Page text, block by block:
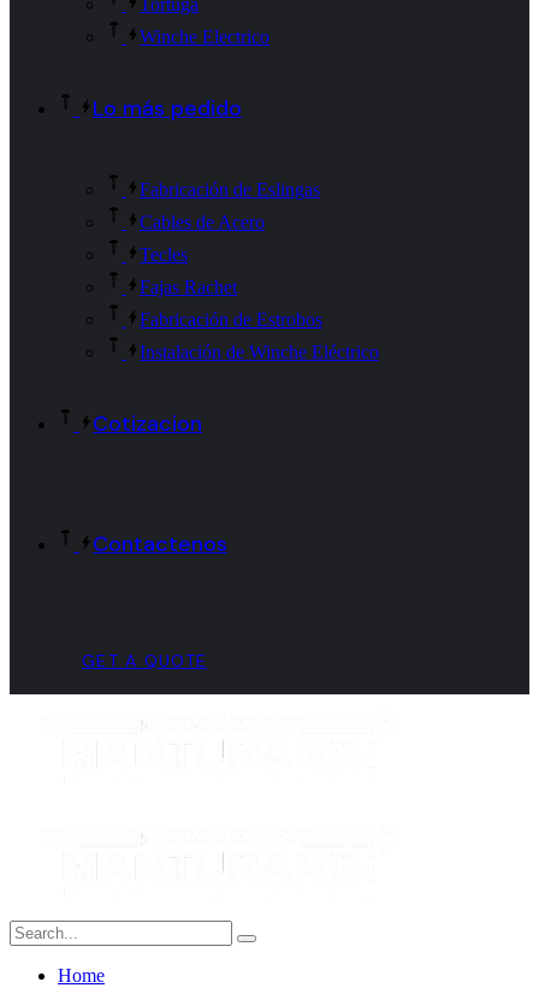
Tortuga
Winche Electrico
Lo más pedido
Fabricación de Eslingas
Cables de Acero
Tecles
Fajas Rachet
Fabricación de Estrobos
Instalación de Winche Eléctrico
Cotizacion
Contactenos
GET A QUOTE
Home